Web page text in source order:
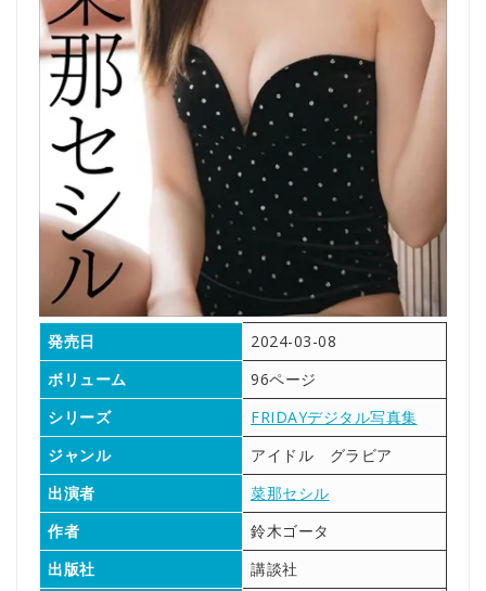
発売日
2024-03-08
ボリューム
96ページ
シリーズ
FRIDAYデジタル写真集
ジャンル
アイドル グラビア
出演者
菜那セシル
作者
鈴木ゴータ
出版社
講談社